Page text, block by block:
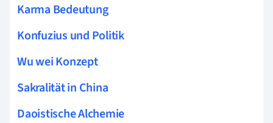
Karma Bedeutung
Konfuzius und Politik
Wu wei Konzept
Sakralität in China
Daoistische Alchemie